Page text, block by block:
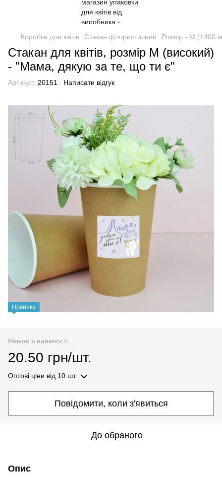
Коробки для квітів Стакан флористичний Розмір - М (1400
Стакан для квітів, розмір М (високий)
- "Мама, дякую за те, що ти є"
Артикул: 20151 Написати відгук
Новинка
Немає в наявності
20.50 грн/шт.
Оптові ціни від 10 шт.
Повідомити, коли з'явиться
До обраного
Опис